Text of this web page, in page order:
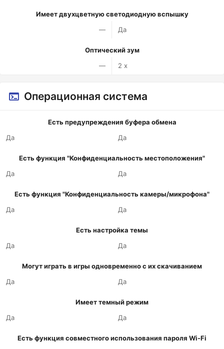
Имеет двухцветную светодиодную вспышку
—
Да
Оптический зум
—
2 x
Операционная система
Есть предупреждения буфера обмена
Да
Да
Есть функция "Конфиденциальность местоположения"
Да
Да
Есть функция "Конфиденциальность камеры/микрофона"
Да
Да
Есть настройка темы
Да
Да
Могут играть в игры одновременно с их скачиванием
Да
Да
Имеет темный режим
Да
Да
Есть функция совместного использования пароля Wi-Fi